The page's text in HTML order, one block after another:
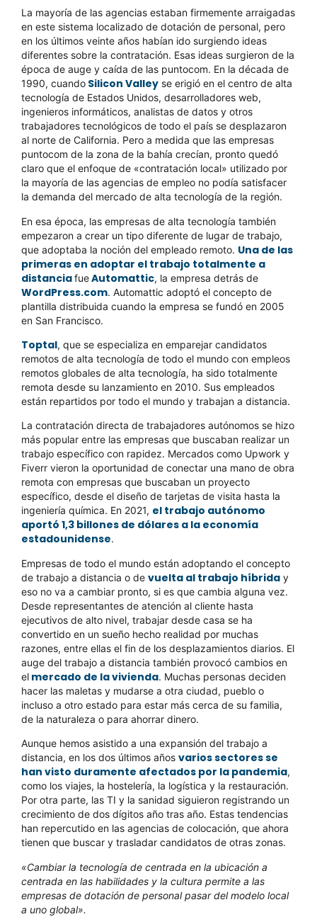
La mayoría de las agencias estaban firmemente arraigadas
en este sistema localizado de dotación de personal, pero
en los últimos veinte años habían ido surgiendo ideas
diferentes sobre la contratación. Esas ideas surgieron de la
época de auge y caída de las puntocom. En la década de
1990, cuando Silicon Valley se erigió en el centro de alta
tecnología de Estados Unidos, desarrolladores web,
ingenieros informáticos, analistas de datos y otros
trabajadores tecnológicos de todo el país se desplazaron
al norte de California. Pero a medida que las empresas
puntocom de la zona de la bahía crecían, pronto quedó
claro que el enfoque de «contratación local» utilizado por
la mayoría de las agencias de empleo no podía satisfacer
la demanda del mercado de alta tecnología de la región.
En esa época, las empresas de alta tecnología también
empezaron a crear un tipo diferente de lugar de trabajo,
que adoptaba la noción del empleado remoto. Una de las
primeras en adoptar el trabajo totalmente a
distanciafueAutomattic, la empresa detrás de
WordPress.com. Automattic adoptó el concepto de
plantilla distribuida cuando la empresa se fundó en 2005
en San Francisco.
Toptal, que se especializa en emparejar candidatos
remotos de alta tecnología de todo el mundo con empleos
remotos globales de alta tecnología, ha sido totalmente
remota desde su lanzamiento en 2010. Sus empleados
están repartidos por todo el mundo y trabajan a distancia.
La contratación directa de trabajadores autónomos se hizo
más popular entre las empresas que buscaban realizar un
trabajo específico con rapidez. Mercados como Upwork y
Fiverr vieron la oportunidad de conectar una mano de obra
remota con empresas que buscaban un proyecto
específico, desde el diseño de tarjetas de visita hasta la
ingeniería química. En 2021, el trabajo autónomo
aportó 1,3 billones de dólares a la economía
estadounidense.
Empresas de todo el mundo están adoptando el concepto
de trabajo a distancia o de vuelta al trabajo híbrida y
eso no va a cambiar pronto, si es que cambia alguna vez.
Desde representantes de atención al cliente hasta
ejecutivos de alto nivel, trabajar desde casa se ha
convertido en un sueño hecho realidad por muchas
razones, entre ellas el fin de los desplazamientos diarios. El
auge del trabajo a distancia también provocó cambios en
el mercado de la vivienda. Muchas personas deciden
hacer las maletas y mudarse a otra ciudad, pueblo o
incluso a otro estado para estar más cerca de su familia,
de la naturaleza o para ahorrar dinero.
Aunque hemos asistido a una expansión del trabajo a
distancia, en los dos últimos años varios sectores se
han visto duramente afectados por la pandemia,
como los viajes, la hostelería, la logística y la restauración.
Por otra parte, las TI y la sanidad siguieron registrando un
crecimiento de dos dígitos año tras año. Estas tendencias
han repercutido en las agencias de colocación, que ahora
tienen que buscar y trasladar candidatos de otras zonas.
«Cambiar la tecnología de centrada en la ubicación a
centrada en las habilidades y la cultura permite a las
empresas de dotación de personal pasar del modelo local
a uno global».